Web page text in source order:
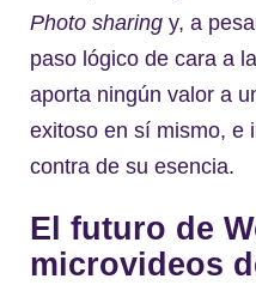
Photo sharing y, a
paso lógico de cara a
aporta ningún valor a
exitoso en sí mismo, e
contra de su esencia.
El futuro de
microvideos